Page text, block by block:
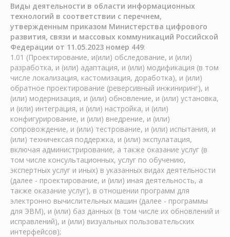
Виды деятельности в области информационных
технологий в соответствии с перечнем,
утвержденным приказом Министерства цифрового
развития, связи и массовых коммуникаций Российской
Федерации от 11.05.2023 номер 449:
1.01 (Проектирование, и(или) обследование, и (или)
разработка, и (или) адаптация, и (или) модификация (в том
числе локализация, кастомизация, доработка), и (или)
обратное проектирование (реверсивный инжиниринг), и
(или) модернизация, и (или) обновление, и (или) установка,
и (или) интеграция, и (или) настройка, и (или)
конфигурирование, и (или) внедрение, и (или)
сопровождение, и (или) тестрование, и (или) испытания, и
(или) техничексая поддержка, и (или) экспулатация,
включая администрирование, а также оказание услуг (в
том числе консультационных, услуг по обучению,
экспертных услуг и иных) в указанных видах деятельности
(далее - проектирование, и (или) иная деятельность, а
также оказание услуг), в отношении программ для
электронно вычислительных машин (далее - программы
для ЭВМ), и (или) баз данных (в том числе их обновлений и
исправлений), и (или) визуальных пользовательских
интерфейсов);